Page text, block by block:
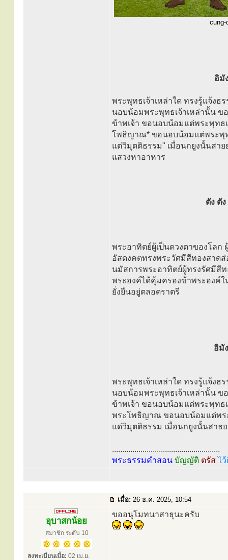
cung-
อิมั
พระพุทธเจ้าเหล่าใด ทรงรู้แจ้งธ
นอบน้อมพระพุทธเจ้าเหล่านั้น ข
ข้าพเจ้า ขอนอบน้อมแต่พระพุท
โพธิญาณ* ขอนอบน้อมแต่พระพุ
แต่วิมุตติธรรม" เมื่อนกยูงนั้นสา
แสวงหาอาหาร
ตัง ตั
พระอาทิตย์ผู้เป็นดวงตาของโลก
อัสดงคตทรงพระวัศมีสีทองสาดส่
นมัสการพระอาทิตย์ผู้ทรงรัศมีสี
พระองค์ได้คุ้มครองข้าพระองค์
ยั่งยืนอยู่ตลอดราตรี
อิมั
พระพุทธเจ้าเหล่าใด ทรงรู้แจ้งธ
นอบน้อมพระพุทธเจ้าเหล่านั้น ข
ข้าพเจ้า ขอนอบน้อมแด่พระพุทธ
พระโพธิญาณ ขอนอบน้อมแด่พร
แด่วิมุตติธรรม เมื่อนกยูงนั้นสาธ
.....................................................
พระธรรมคำสอน บัญญัติ ตรัสไ
เมื่อ: 26 ธ.ค. 2025, 10:54
อุบาสกน้อย
สมาชิก ระดับ 10
ลงทะเบียนเมื่อ: 02 เม.ย.
ขออนุโมทนาสาธุนะครับ